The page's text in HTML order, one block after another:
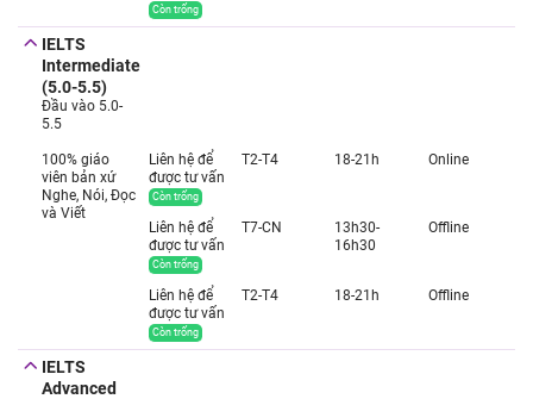
Còn trống
IELTS
Intermediate
(5.0-5.5)
Đầu vào 5.0-
5.5
100% giáo
viên bản xứ
Nghe, Nói, Đọc
và Viết
Liên hệ để
được tư vấn
Còn trống
T2-T4 18-21h Online
Liên hệ để
được tư vấn
Còn trống
T7-CN
13h30-
16h30
Offline
Liên hệ để
được tư vấn
Còn trống
T2-T4 18-21h Offline
IELTS
Advanced